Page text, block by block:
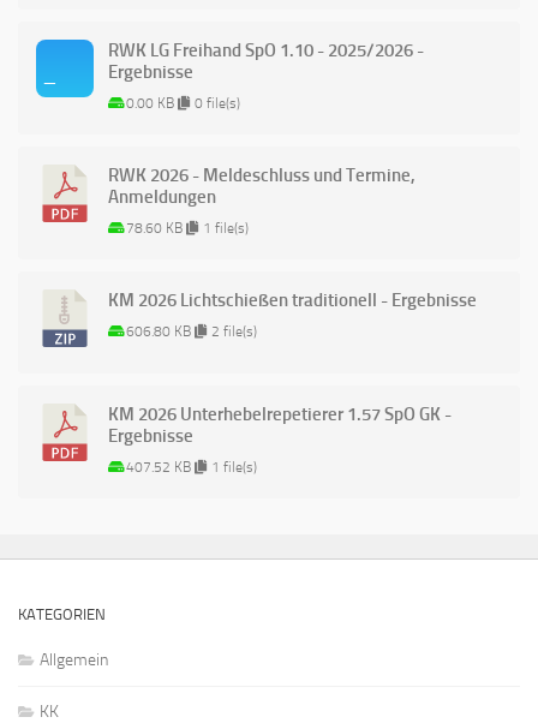
RWK LG Freihand SpO 1.10 - 2025/2026 -
Ergebnisse
0.00 KB 0 file(s)
RWK 2026 - Meldeschluss und Termine,
Anmeldungen
78.60 KB 1 file(s)
KM 2026 Lichtschießen traditionell - Ergebnisse
606.80 KB 2 file(s)
KM 2026 Unterhebelrepetierer 1.57 SpO GK -
Ergebnisse
407.52 KB 1 file(s)
KATEGORIEN
Allgemein
KK